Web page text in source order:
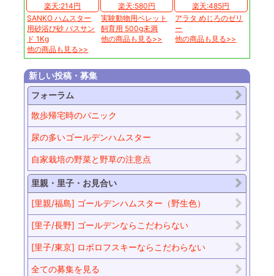
楽天:214円
SANKO ハムスター
用砂浴び砂 バスサン
ド 1Kg
他の商品も見る>>
楽天:580円
実験動物用ペレット
飼育用 500g未満
他の商品も見る>>
楽天:485円
アラタ めじろのゼリ
ー
他の商品も見る>>
新しい投稿・募集
フォーラム
散歩帰宅時のパニック
尿の多いゴールデンハムスター
自家栽培の野菜と野草の注意点
里親・里子・お見合い
[里親/福島] ゴールデンハムスター（野生色）
[里子/長野] ゴールデンならこだわらない
[里子/東京] ロボロフスキーならこだわらない
全ての募集を見る